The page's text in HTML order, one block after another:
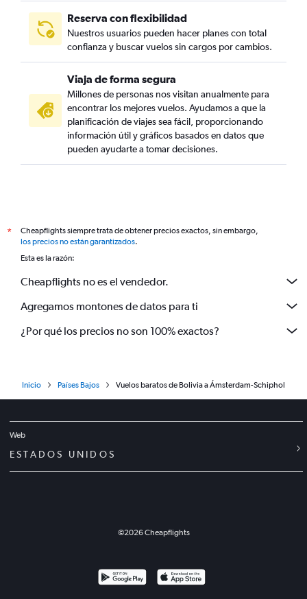
Reserva con flexibilidad
Nuestros usuarios pueden hacer planes con total
confianza y buscar vuelos sin cargos por cambios.
Viaja de forma segura
Millones de personas nos visitan anualmente para
encontrar los mejores vuelos. Ayudamos a que la
planificación de viajes sea fácil, proporcionando
información útil y gráficos basados en datos que
pueden ayudarte a tomar decisiones.
*
Cheapflights siempre trata de obtener precios exactos, sin embargo,
los precios no están garantizados.
Esta es la razón:
Cheapflights no es el vendedor.
Agregamos montones de datos para ti
¿Por qué los precios no son 100% exactos?
Inicio Países Bajos Vuelos baratos de Bolivia a Ámsterdam-Schiphol
Web
ESTADOS UNIDOS
©2026Cheapflights